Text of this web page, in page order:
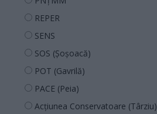
REPER
SENS
SOS (Șoșoacă)
POT (Gavrilă)
PACE (Peia)
Acțiunea Conservatoare (Târziu)